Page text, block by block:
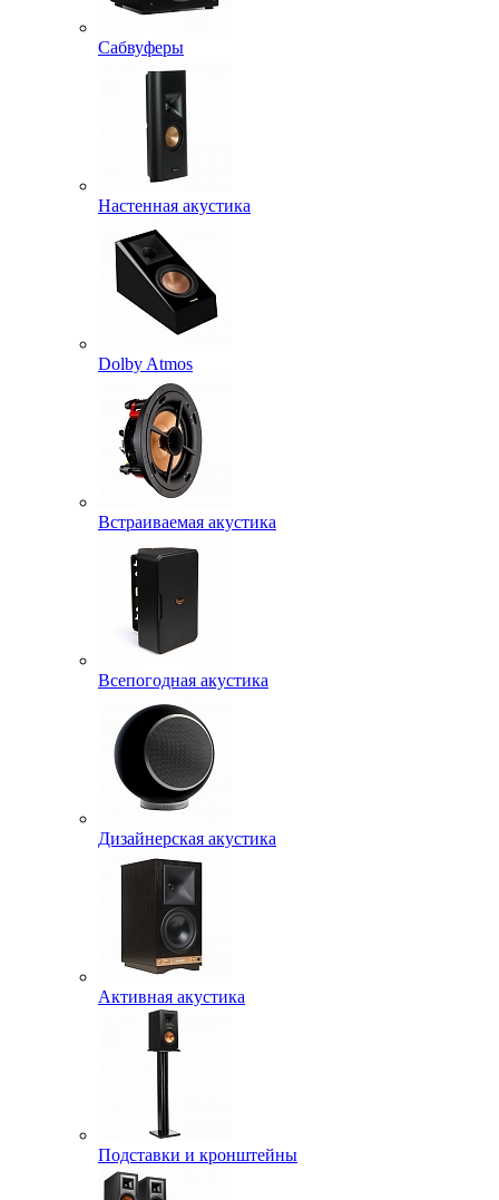
Сабвуферы
Настенная акустика
Dolby Atmos
Встраиваемая акустика
Всепогодная акустика
Дизайнерская акустика
Активная акустика
Подставки и кронштейны